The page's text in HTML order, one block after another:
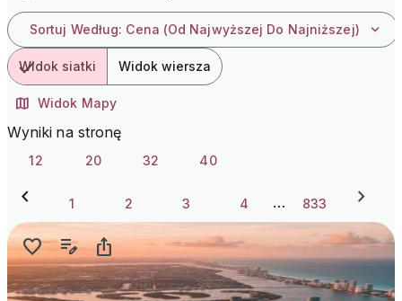
Sortuj Według: Cena (od Najwyższej Do Najniższej)
Widok siatki Widok wiersza
Widok Mapy
Wyniki na stronę
12 20 32 40
1 2 3 4 … 833